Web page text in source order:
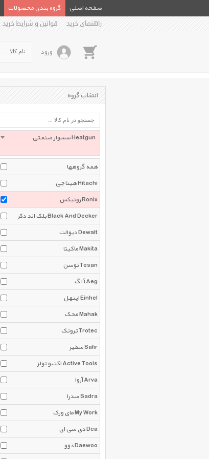
صفحه اصلی گروه بندی محصولات
راهنمای خرید
قوانین و شرایط خرید
ورود
انتخاب گروه
سشوار صنعتی Heatgun
همه گروهها
هیتاچی Hitachi
رونیکس Ronix
بلک اند دکر Black And Decker
دیوالت Dewalt
ماکیتا Makita
توسن Tosan
آ ا گ Aeg
اینهل Einhel
محک Mahak
تروتک Trotec
سفیر Safir
اکتیو تولز Active Tools
آروا Arva
صدرا Sadra
مای ورک My Work
دی سی ای Dca
دوو Daewoo